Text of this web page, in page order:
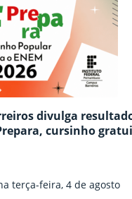
divulga
cursinho
terça-feira, 4 de agosto